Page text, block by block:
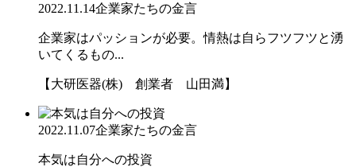
2022.11.14企業家たちの金言
企業家はパッションが必要。情熱は自らフツフツと湧
いてくるもの...
【大研医器(株) 創業者 山田満】
2022.11.07企業家たちの金言
本気は自分への投資